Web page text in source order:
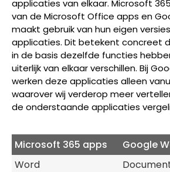
applicaties van elkaar. Microsoft
van de Microsoft Office apps en
maakt gebruik van hun eigen
applicaties. Dit betekent concreet
in de basis dezelfde functies
uiterlijk van elkaar verschillen. Bij
werken deze applicaties alleen
waarover wij verderop meer
de onderstaande applicaties
Microsoft 365 apps
Google
Word